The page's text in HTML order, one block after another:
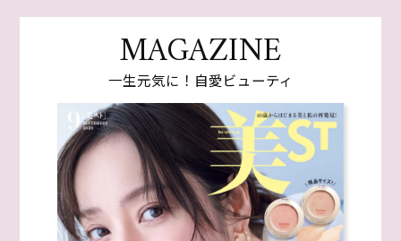
MAGAZINE
一生元気に！自愛ビューティ